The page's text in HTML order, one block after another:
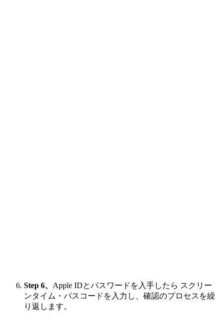
Step 6、 Apple IDとパスワードを入手したら スクリー
ンタイム・パスコードを入力し、確認のプロセスを繰
り返します。